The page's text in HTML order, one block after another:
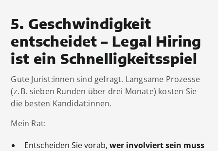
5. Geschwindigkeit
entscheidet – Legal Hiring
ist ein Schnelligkeitsspiel
Gute Jurist:innen sind gefragt. Langsame Prozesse
(z. B. sieben Runden über drei Monate) kosten Sie
die besten Kandidat:innen.
Mein Rat:
Entscheiden Sie vorab,wer involviert sein muss